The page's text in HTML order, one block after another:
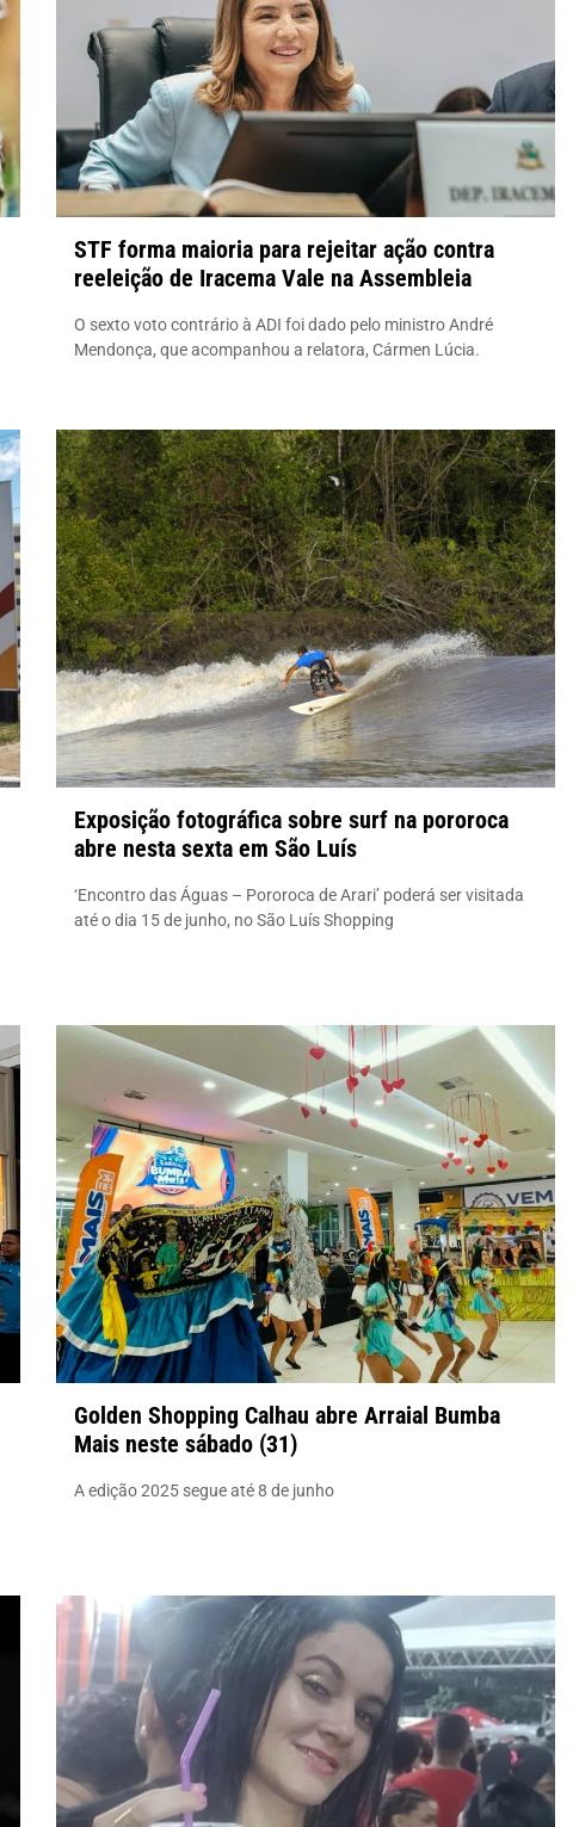
STF forma maioria para rejeitar ação contra
reeleição de Iracema Vale na Assembleia
O sexto voto contrário à ADI foi dado pelo ministro André
Mendonça, que acompanhou a relatora, Cármen Lúcia.
Exposição fotográfica sobre surf na pororoca
abre nesta sexta em São Luís
‘Encontro das Águas – Pororoca de Arari’ poderá ser visitada
até o dia 15 de junho, no São Luís Shopping
Golden Shopping Calhau abre Arraial Bumba
Mais neste sábado (31)
A edição 2025 segue até 8 de junho